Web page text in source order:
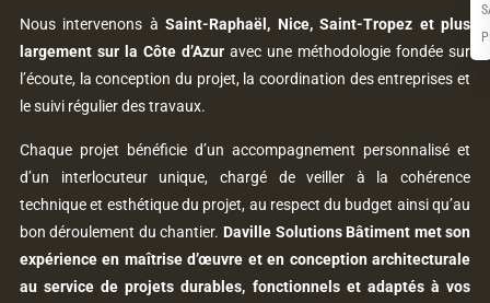
Nous intervenons àSaint-Raphaël, Nice, Saint-Tropez et plus
largement sur la Côte d’Azur avec une méthodologie fondée sur
l’écoute, la conception du projet, la coordination des entreprises et
le suivi régulier des travaux.
Chaque projet bénéficie d’un accompagnement personnalisé et
d’un interlocuteur unique, chargé de veiller à la cohérence
technique et esthétique du projet, au respect du budget ainsi qu’au
bon déroulement du chantier. Daville Solutions Bâtiment met son
expérience en maîtrise d’œuvre et en conception architecturale
au service de projets durables, fonctionnels et adaptés à vos